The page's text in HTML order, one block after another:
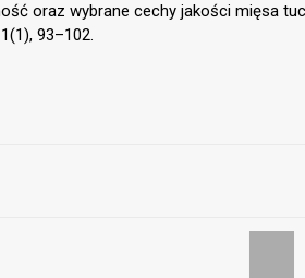
oraz wybrane cechy jakości mięsa
93–102.